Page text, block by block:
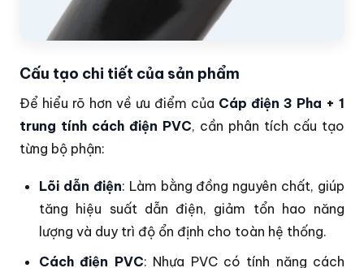
Cấu tạo chi tiết của sản phẩm
Để hiểu rõ hơn về ưu điểm của Cáp điện 3 Pha + 1
trung tính cách điện PVC, cần phân tích cấu tạo
từng bộ phận:
Lõi dẫn điện: Làm bằng đồng nguyên chất, giúp
tăng hiệu suất dẫn điện, giảm tổn hao năng
lượng và duy trì độ ổn định cho toàn hệ thống.
Cách điện PVC: Nhựa PVC có tính năng cách